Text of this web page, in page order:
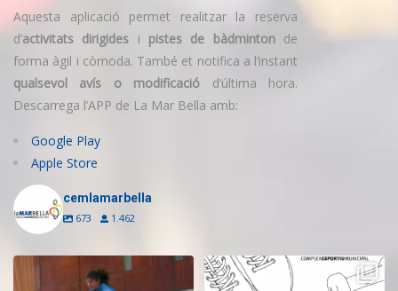
Aquesta aplicació permet realitzar la reserva
d’activitats dirigides i pistes de bàdmintonde
forma àgil i còmoda. També et notifica a l’instant
qualsevol avís o modificació d’última hora.
Descarrega l’APP de La Mar Bella amb:
Google Play
Apple Store
cemlamarbella
673 1.462
Inscriu-te a l’Escola de Trampolí
del CEM
Aquest estiu, continua movent-te
i cuidant-te! ...